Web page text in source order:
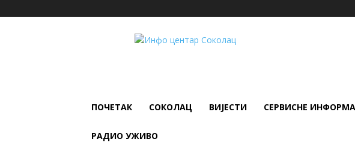
ИНФО
ПОЧЕТАК СОКОЛАЦ ВИЈЕСТИ СЕРВИСНЕ
РАДИО УЖИВО